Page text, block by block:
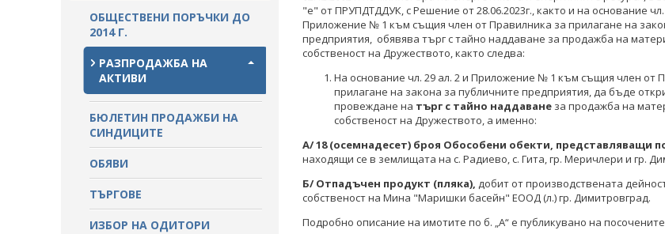
СЪБИРАНЕ НА ОФЕРТИ С ОБЯВИ
ПАЗАРНИ КОНСУЛТАЦИИ
СТАНОВИЩА НА АОП
ОБЯВЛЕНИЯ ЗА ПРЕДВАРИТЕЛНА
ИНФОРМАЦИЯ
ПРОЦЕДУРИ
ПУБЛИЧНИ ПОКАНИ
ПОКАНИ
ОБЯВЛЕНИЯ ЗА ПРЕДВАРИТЕЛНА
ИНФОРМАЦИЯ
ПРЕДВАРИТЕЛЕН КОНТРОЛ
СТАНОВИЩА НА АОП ПО
ЗАПИТВАНИЯ
ОБЩЕСТВЕНИ ПОРЪЧКИ ДО
2014 Г.
РАЗПРОДАЖБА НА
АКТИВИ
БЮЛЕТИН ПРОДАЖБИ НА
СИНДИЦИТЕ
ОБЯВИ
ТЪРГОВЕ
ИЗБОР НА ОДИТОРИ
"е" от ПРУПДТДДУК, с Решение от 28.06.2023г., както и на основание чл.
Приложение № 1 към същия член от Правилника за прилагане на
предприятия, обявява търг с тайно наддаване за продажба на
собственост на Дружеството, както следва:
На основание чл. 29 ал. 2 и Приложение № 1 към същия член от
прилагане на закона за публичните предприятия, да бъде
провеждане на търг с тайно наддаване за продажба на
собственост на Дружеството, а именно:
А/ 18 (осемнадесет) броя Обособени обекти, представляващи
находящи се в землищата на с. Радиево, с. Гита, гр. Меричлери и гр.
Б/ Отпадъчен продукт (пляка), добит от производствената
собственост на Мина "Маришки басейн" ЕООД (л.) гр. Димитровград.
Подробно описание на имотите по б. „А“ е публикувано на